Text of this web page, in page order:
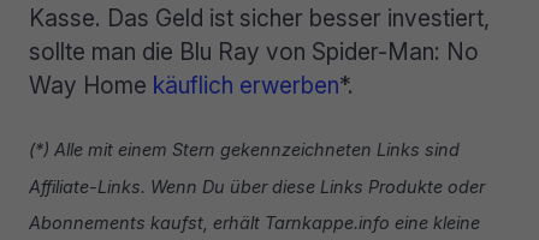
Kasse. Das Geld ist sicher besser investiert,
sollte man die Blu Ray von Spider-Man: No
Way Home käuflich erwerben*.
(*) Alle mit einem Stern gekennzeichneten Links sind
Affiliate-Links. Wenn Du über diese Links Produkte oder
Abonnements kaufst, erhält Tarnkappe.info eine kleine